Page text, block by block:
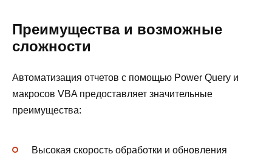
Преимущества и возможные
сложности
Автоматизация отчетов с помощью Power Query и
макросов VBA предоставляет значительные
преимущества:
Высокая скорость обработки и обновления